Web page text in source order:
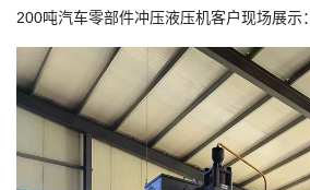
200吨汽车零部件冲压液压机客户现场展示：